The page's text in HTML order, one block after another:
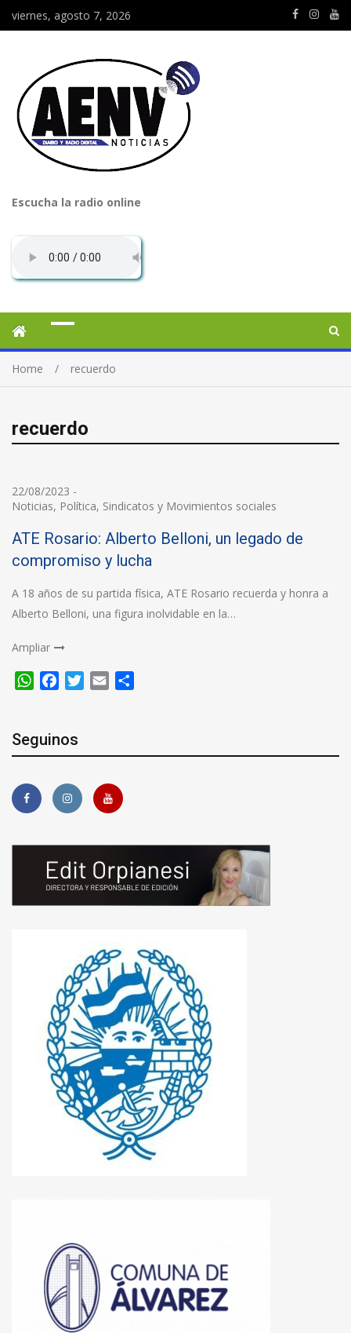
viernes, agosto 7, 2026
Escucha la radio online
Home recuerdo
recuerdo
22/08/2023 -
Noticias, Política, Sindicatos y Movimientos sociales
ATE Rosario: Alberto Belloni, un legado de
compromiso y lucha
A 18 años de su partida física, ATE Rosario recuerda y honra a
Alberto Belloni, una figura inolvidable en la…
Ampliar
WhatsApp
FacebookTwitter
Email
Seguinos